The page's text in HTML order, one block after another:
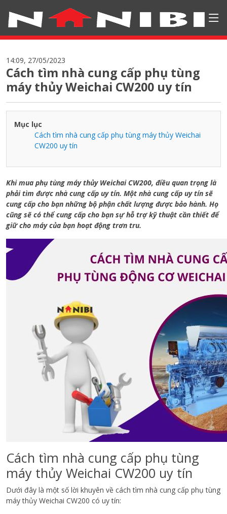
14:09, 27/05/2023
Cách tìm nhà cung cấp phụ tùng
máy thủy Weichai CW200 uy tín
Mục lục
Cách tìm nhà cung cấp phụ tùng máy thủy Weichai
CW200 uy tín
Khi mua phụ tùng máy thủy Weichai CW200, điều quan trọng là
phải tìm được nhà cung cấp uy tín. Một nhà cung cấp uy tín sẽ
cung cấp cho bạn những bộ phận chất lượng được bảo hành. Họ
cũng sẽ có thể cung cấp cho bạn sự hỗ trợ kỹ thuật cần thiết để
giữ cho máy của bạn hoạt động trơn tru.
Cách tìm nhà cung cấp phụ tùng
máy thủy Weichai CW200 uy tín
Dưới đây là một số lời khuyên về cách tìm nhà cung cấp phụ tùng
máy thủy Weichai CW200 có uy tín: